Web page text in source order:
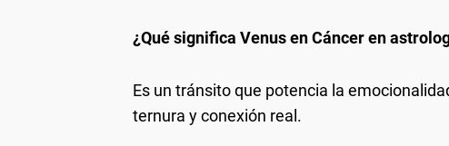
¿Qué significa Venus en Cáncer en
Es un tránsito que potencia la
ternura y conexión real.